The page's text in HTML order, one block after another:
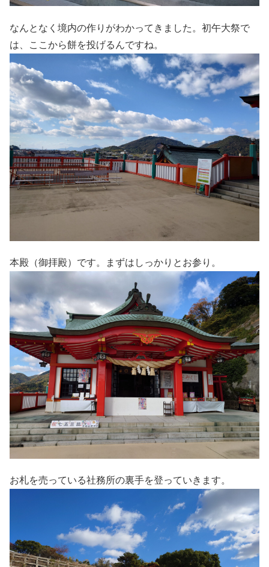
なんとなく境内の作りがわかってきました。初午大祭で
は、ここから餅を投げるんですね。
本殿（御拝殿）です。まずはしっかりとお参り。
お札を売っている社務所の裏手を登っていきます。